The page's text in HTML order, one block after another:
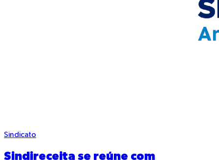
Sindicato
Sindireceita se reúne com